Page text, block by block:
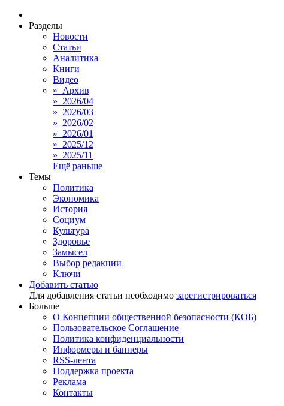
Разделы
Новости
Статьи
Аналитика
Книги
Видео
» Архив
» 2026/04
» 2026/03
» 2026/02
» 2026/01
» 2025/12
» 2025/11
Ещё раньше
Темы
Политика
Экономика
История
Социум
Культура
Здоровье
Замысел
Выбор редакции
Ключи
Добавить статью
Для добавления статьи необходимо зарегистрироваться
Больше
О Концепции общественной безопасности (КОБ)
Пользовательское Соглашение
Политика конфиденциальности
Информеры и баннеры
RSS-лента
Поддержка проекта
Реклама
Контакты